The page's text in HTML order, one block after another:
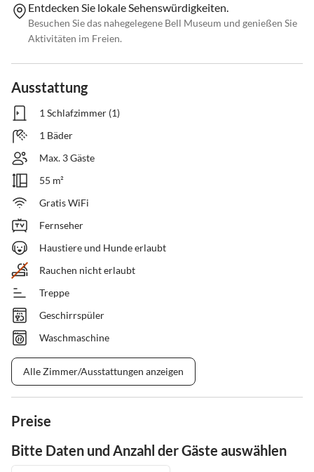
Entdecken Sie lokale Sehenswürdigkeiten.
Besuchen Sie das nahegelegene Bell Museum und genießen Sie
Aktivitäten im Freien.
Ausstattung
1 Schlafzimmer (1)
1 Bäder
Max. 3 Gäste
55 m²
Gratis WiFi
Fernseher
Haustiere und Hunde erlaubt
Rauchen nicht erlaubt
Treppe
Geschirrspüler
Waschmaschine
Alle Zimmer/Ausstattungen anzeigen
Preise
Bitte Daten und Anzahl der Gäste auswählen